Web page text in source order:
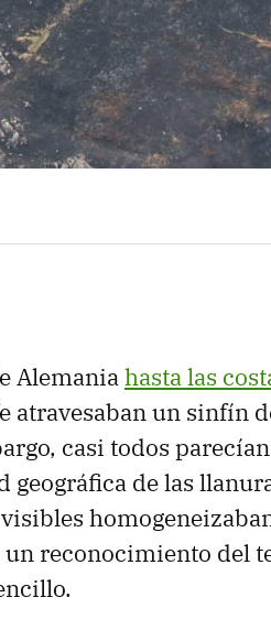
Alemaniahasta las
atravesaban un sinfín
casi todos
de las
un reconocimiento del